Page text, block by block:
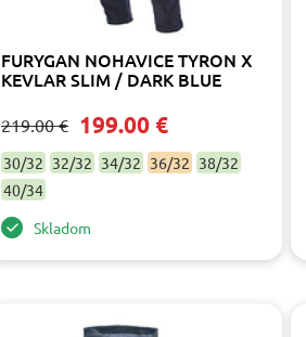
FURYGAN NOHAVICE TYRON X
KEVLAR SLIM / DARK BLUE
219.00 € 199.00 €
30/32 32/32 34/32 36/32 38/32
40/34
Skladom